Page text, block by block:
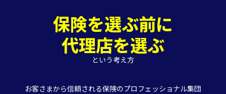
保険を選ぶ前に
代理店を選ぶ
という考え方
お客さまから信頼される保険のプロフェッショナル集団